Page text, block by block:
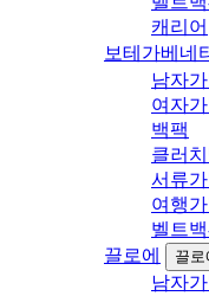
캐리어
보테가베네
남자
여자
백팩
클러
서류
여행
벨트
끌로에
끌
남자